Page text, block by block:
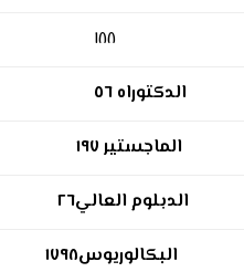
١٨٨
الدكتوراه
الماجستير١٩٧
الدبلوم العالي٢٦
البكالوريوس١٧٩٨